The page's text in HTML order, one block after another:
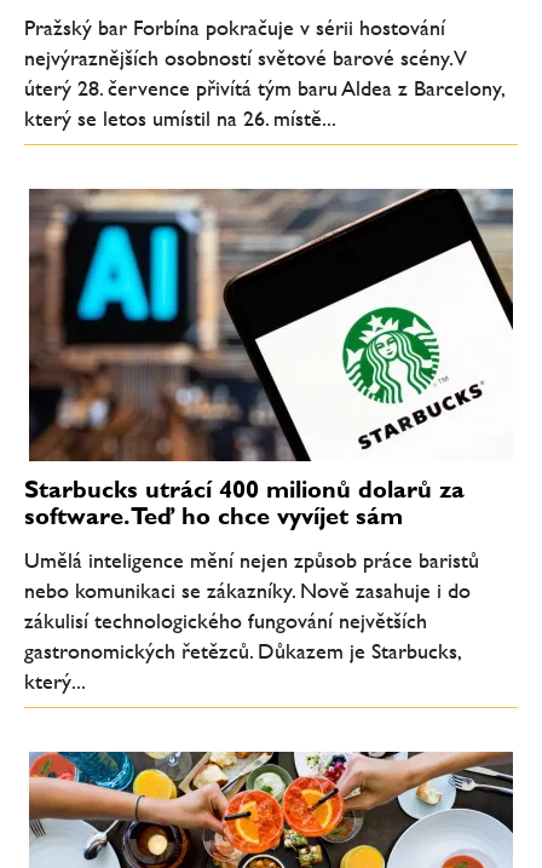
Pražský bar Forbína pokračuje v sérii hostování
nejvýraznějších osobností světové barové scény. V
úterý 28. července přivítá tým baru Aldea z Barcelony,
který se letos umístil na 26. místě...
Starbucks utrácí 400 milionů dolarů za
software. Teď ho chce vyvíjet sám
Umělá inteligence mění nejen způsob práce baristů
nebo komunikaci se zákazníky. Nově zasahuje i do
zákulisí technologického fungování největších
gastronomických řetězců. Důkazem je Starbucks,
který...